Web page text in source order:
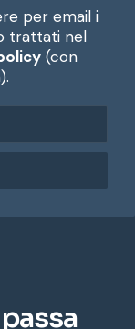
per email i
trattati nel
(con